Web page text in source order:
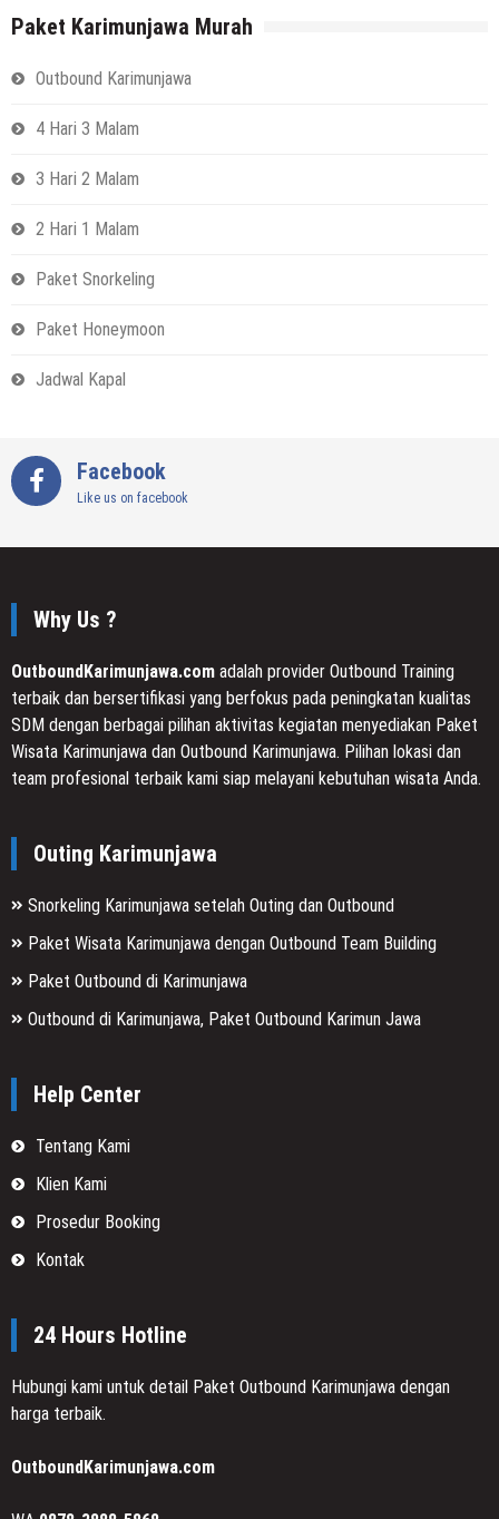
Paket Karimunjawa Murah
Outbound Karimunjawa
4 Hari 3 Malam
3 Hari 2 Malam
2 Hari 1 Malam
Paket Snorkeling
Paket Honeymoon
Jadwal Kapal
Facebook
Like us on facebook
Why Us ?
OutboundKarimunjawa.com adalah provider Outbound Training
terbaik dan bersertifikasi yang berfokus pada peningkatan kualitas
SDM dengan berbagai pilihan aktivitas kegiatan menyediakan Paket
Wisata Karimunjawa dan Outbound Karimunjawa. Pilihan lokasi dan
team profesional terbaik kami siap melayani kebutuhan wisata Anda.
Outing Karimunjawa
Snorkeling Karimunjawa setelah Outing dan Outbound
Paket Wisata Karimunjawa dengan Outbound Team Building
Paket Outbound di Karimunjawa
Outbound di Karimunjawa, Paket Outbound Karimun Jawa
Help Center
Tentang Kami
Klien Kami
Prosedur Booking
Kontak
24 Hours Hotline
Hubungi kami untuk detail Paket Outbound Karimunjawa dengan
harga terbaik.
OutboundKarimunjawa.com